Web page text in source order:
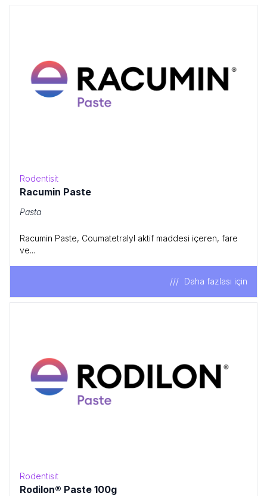
Rodentisit
Racumin Paste
Pasta
Racumin Paste, Coumatetralyl aktif maddesi içeren, fare
ve...
Daha fazlası için
Rodentisit
Rodilon® Paste 100g